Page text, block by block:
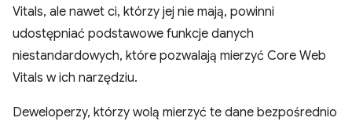
Vitals, ale nawet ci, którzy jej nie mają, powinni
udostępniać podstawowe funkcje danych
niestandardowych, które pozwalają mierzyć Core Web
Vitals w ich narzędziu.
Deweloperzy, którzy wolą mierzyć te dane bezpośrednio